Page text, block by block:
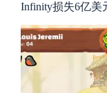
Infinity损失6亿美